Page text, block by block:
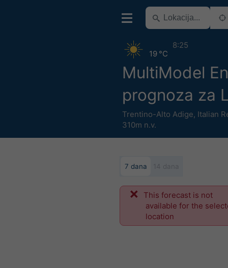
MultiModel
prognoza za
Trentino-Alto Adige, Italian
310m n.v.
19 °C
8:25
7 dana
This forecast is not
available for the
location